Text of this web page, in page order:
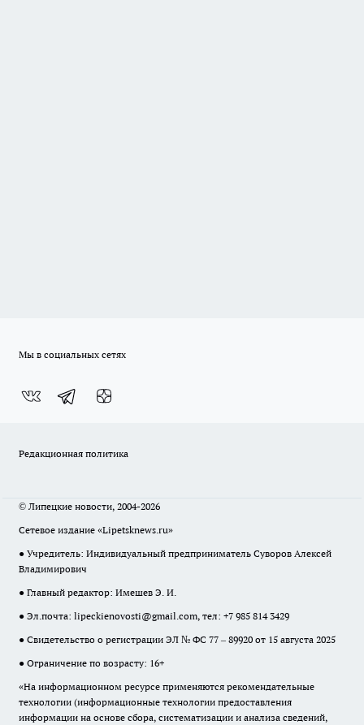
Мы в социальных сетях
Редакционная политика
© Липецкие новости, 2004-2026
Сетевое издание «Lipetsknews.ru»
● Учредитель: Индивидуальный предприниматель Суворов Алексей
Владимирович
● Главный редактор: Имешев Э. И.
● Эл.почта: lipeckienovosti@gmail.com, тел: +7 985 814 3429
● Свидетельство о регистрации ЭЛ № ФС 77 – 89920 от 15 августа 2025
● Ограничение по возрасту: 16+
«На информационном ресурсе применяются рекомендательные
технологии (информационные технологии предоставления
информации на основе сбора, систематизации и анализа сведений,